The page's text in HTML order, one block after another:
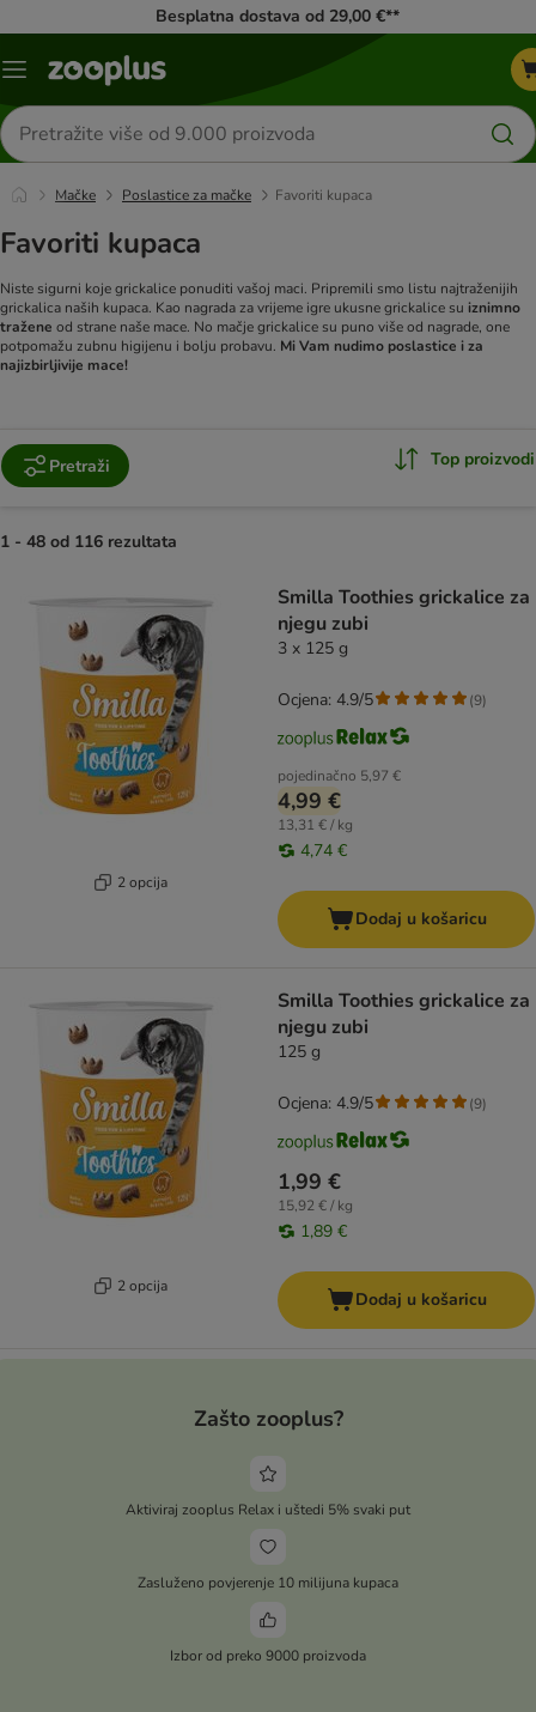
Besplatna dostava od 29,00 €**
Izbornik
Traži
proizvode
Mačke Poslastice za mačke Favoriti kupaca
Favoriti kupaca
Niste sigurni koje grickalice ponuditi vašoj maci. Pripremili smo listu najtraženijih
grickalica naših kupaca. Kao nagrada za vrijeme igre ukusne grickalice su iznimno
tražene od strane naše mace. No mačje grickalice su puno više od nagrade, one
potpomažu zubnu higijenu i bolju probavu. Mi Vam nudimo poslastice i za
najizbirljivije mace!
Pretraži Top proizvodi
1 - 48 od 116 rezultata
2 opcija
Smilla Toothies grickalice za
njegu zubi
3 x 125 g
pojedinačno 5,97 €
4,99 €
13,31 € / kg
4,74 €
Ocjena: 4.9/5 (9)
Dodaj u košaricu
2 opcija
Smilla Toothies grickalice za
njegu zubi
125 g
1,99 €
15,92 € / kg
1,89 €
Ocjena: 4.9/5 (9)
Dodaj u košaricu
Zašto zooplus?
Aktiviraj zooplus Relax i uštedi 5% svaki put
Zasluženo povjerenje 10 milijuna kupaca
Izbor od preko 9000 proizvoda